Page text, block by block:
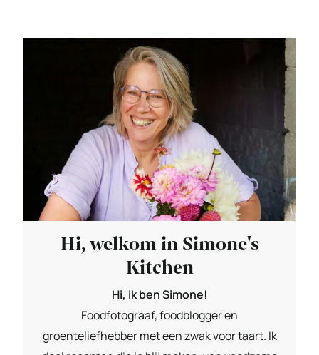
Hi, welkom in Simone's
Kitchen
Hi, ik ben Simone!
Foodfotograaf, foodblogger en
groenteliefhebber met een zwak voor taart. Ik